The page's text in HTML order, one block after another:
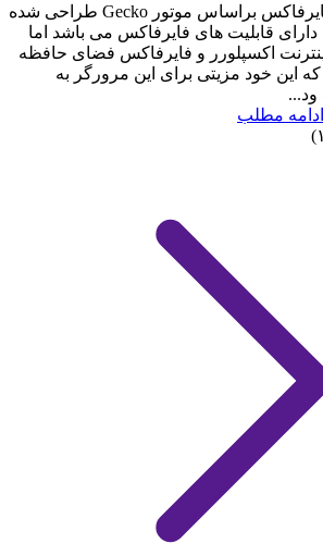
K-meleon هم مانند فایرفاکس براساس موتور Gecko طراحی شده
دارای قابلیت های فایرفاکس می باشد اما
اکسپلورر و فایرفاکس فضای حافظه
این خود مزیتی برای این مرورگر به
ادامه مطلب